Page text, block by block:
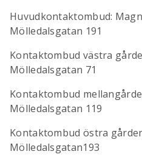
Huvudkontaktombud:
Mölledalsgatan 191
Kontaktombud västra
Mölledalsgatan 71
Kontaktombud
Mölledalsgatan 119
Kontaktombud östra
Mölledalsgatan193